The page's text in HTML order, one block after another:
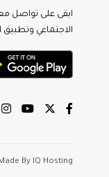
ابقى على تواصل
الاجتماعي وتطبيق
By IQ Hosting